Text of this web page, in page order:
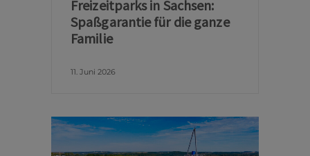
Freizeitparks in Sachsen:
Spaßgarantie für die ganze
Familie
11. Juni 2026